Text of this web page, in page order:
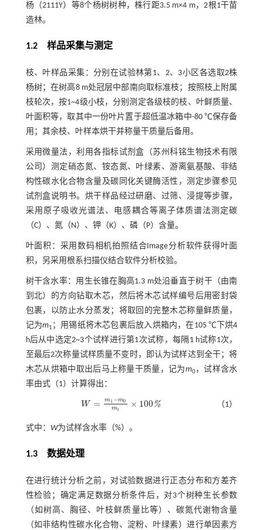
杨（2111Y）等8个杨树树种，株行距3.5 m×4 m，2根1干苗
造林。
1.2样品采集与测定
枝、叶样品采集：分别在试验林第1、2、3小区各选取2株
杨树；在树高8 m处冠层中部南向取标准枝；按照枝上附属
枝轮次，按1~4级小枝，分别测定各级枝的枝、叶鲜质量、
叶面积等，取其中一份叶片置于超低温冰箱中-80 ℃保存备
用；其余枝、叶样本烘干并称量干质量后备用。
采用微量法，利用各指标试剂盒（苏州科铭生物技术有限
公司）测定硝态氮、铵态氮、叶绿素、游离氨基酸、非结
构性碳水化合物含量及碳同化关键酶活性，测定步骤参见
试剂盒说明书。烘干样品经过研磨、过筛、浸提等步骤，
采用原子吸收光谱法、电感耦合等离子体质谱法测定碳
（C）、氮（N）、钾（K）、磷（P）含量。
叶面积：采用数码相机拍照结合Image分析软件获得叶面
积，另采用根系扫描仪结合软件分析校验。
树干含水率：用生长锥在胸高1.3 m处沿垂直于树干（由南
到北）的方向钻取木芯，然后将木芯试样编号后用密封袋
包裹，以防止水分蒸发；将取回的完整木芯称量鲜质量，
记为m1 ；用锡纸将木芯包裹后放入烘箱内，在105 ℃下烘4
h后从中选定2~3个试样进行第1次试称，每隔1 h试称1次，
至最后2次称量试样质量不变时，即认为试样达到全干；将
木芯从烘箱中取出后马上称量干质量，记为m0，试样含水
率由式（1） 计算得出：
W = m1 −m0
m1
× 100 %
W= m1 -m0m1× 100% （1）
式中： W为试样含水率（%）。
1.3数据处理
在进行统计分析之前，对试验数据进行正态分布和方差齐
性检验；确定满足数据分析条件后，对3个树种生长参数
（如树高、胸径、叶枝鲜质量比等）、碳氮代谢物含量
（如非结构性碳水化合物、淀粉、叶绿素）进行单因素方